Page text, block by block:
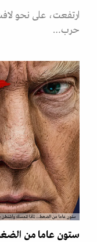
ارتفعت، على نحو
حرب…
ستون عاما من الضغط... لماذا تتمسك واشنطن
ستون عاما من